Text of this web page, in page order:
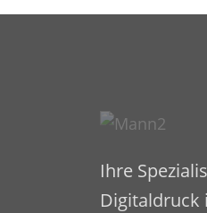
Ihre
Digitaldruck